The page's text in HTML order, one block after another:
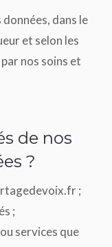
dans le
et selon les
nos soins et
de nos
?
;
;
services que